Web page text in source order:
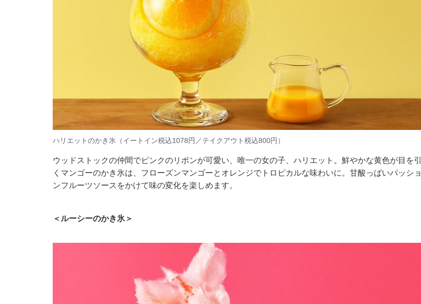
ハリエットのかき氷（イートイン税込1078円／テイクアウト税込800円）
ウッドストックの仲間でピンクのリボンが可愛い、唯一の女の子、ハリエット。鮮やかな黄色が目を引
くマンゴーのかき氷は、フローズンマンゴーとオレンジでトロピカルな味わいに。甘酸っぱいパッショ
ンフルーツソースをかけて味の変化を楽しめます。
＜ルーシーのかき氷＞